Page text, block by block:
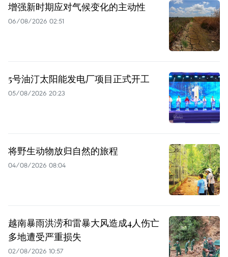
增强新时期应对气候变化的主动性
06/08/2026 02:51
5号油汀太阳能发电厂项目正式开工
05/08/2026 20:23
将野生动物放归自然的旅程
04/08/2026 08:04
越南暴雨洪涝和雷暴大风造成4人伤亡
多地遭受严重损失
02/08/2026 10:57